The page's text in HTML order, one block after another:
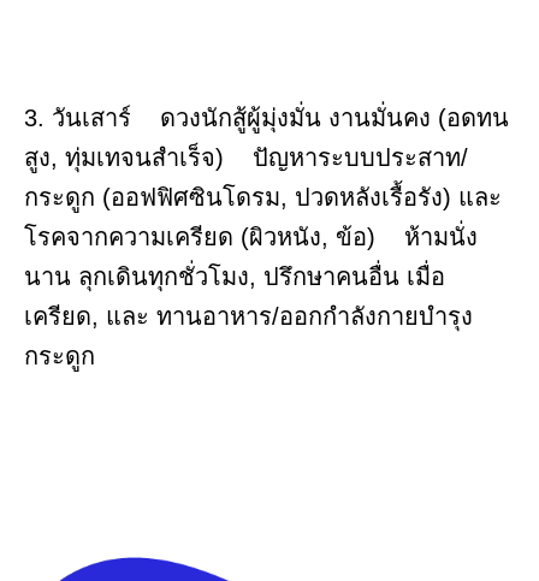
3. วันเสาร์ ดวงนักสู้ผู้มุ่งมั่น งานมั่นคง (อดทน
สูง, ทุ่มเทจนสำเร็จ) ปัญหาระบบประสาท/
กระดูก (ออฟฟิศซินโดรม, ปวดหลังเรื้อรัง) และ
โรคจากความเครียด (ผิวหนัง, ข้อ) ห้ามนั่ง
นาน ลุกเดินทุกชั่วโมง, ปรึกษาคนอื่น เมื่อ
เครียด, และ ทานอาหาร/ออกกำลังกายบำรุง
กระดูก